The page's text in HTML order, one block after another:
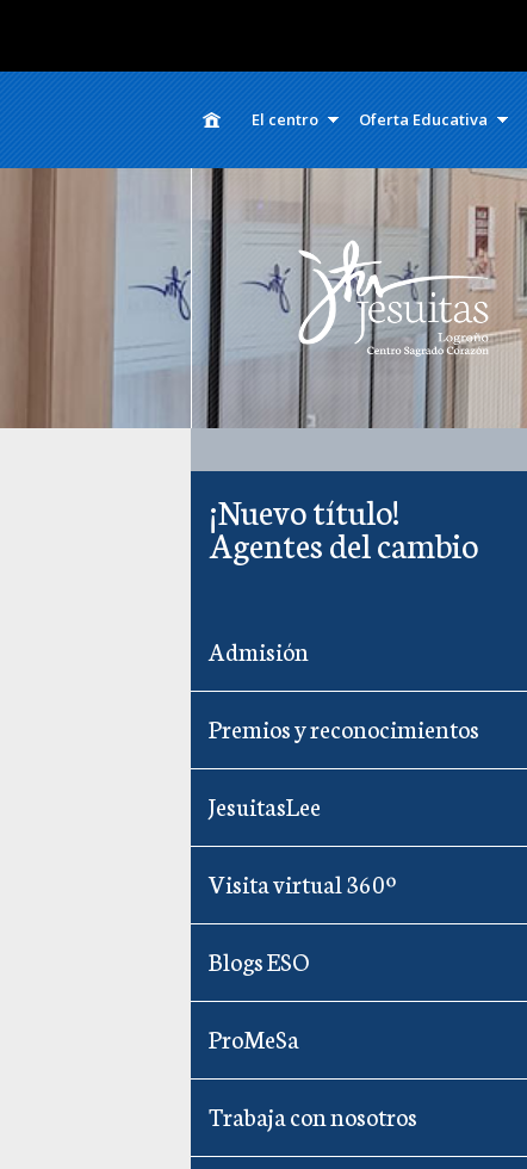
El centro Oferta Educativa
¡Nuevo título!
Agentes del cambio
Admisión
Premios y reconocimientos
JesuitasLee
Visita virtual 360º
Blogs ESO
ProMeSa
Trabaja con nosotros